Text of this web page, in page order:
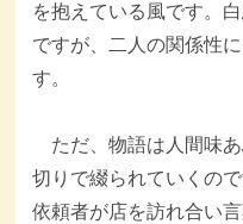
を抱えている風です。
ですが、二人の関係性
す。
ただ、物語は人間味
切りで綴られていくの
依頼者が店を訪れ合い